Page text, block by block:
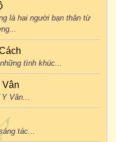
là hai người bạn thân từ
tình khúc...
Vân
Vân...
tác...